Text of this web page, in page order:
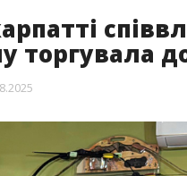
торгувала